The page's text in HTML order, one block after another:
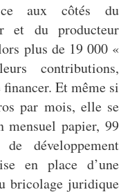
aux côtés du
et du producteur
plus de 19 000 «
contributions,
Et même si
par mois, elle se
mensuel papier, 99
développement
en place d’une
bricolage juridique